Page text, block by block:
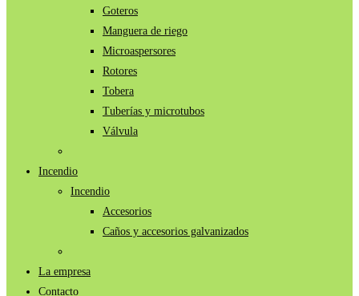
Goteros
Manguera de riego
Microaspersores
Rotores
Tobera
Tuberías y microtubos
Válvula
Incendio
Incendio
Accesorios
Caños y accesorios galvanizados
La empresa
Contacto